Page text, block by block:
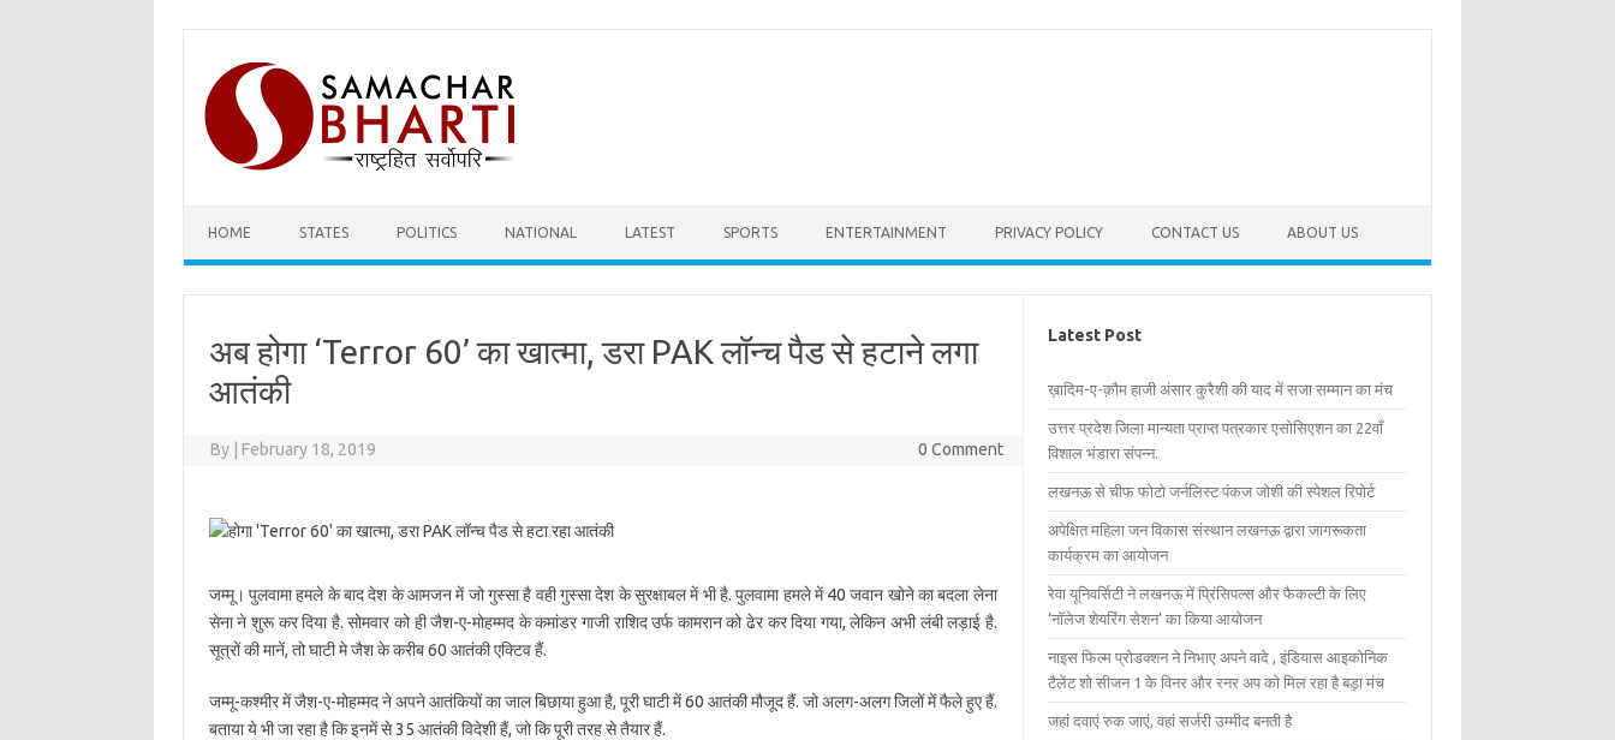
content
HOME STATES POLITICS NATIONAL LATEST SPORTS ENTERTAINMENT PRIVACY POLICY CONTACT US ABOUT US
अब होगा ‘Terror 60’ का खात्मा, डरा PAK लॉन्च पैड से हटाने लगा
आतंकी
By February 18, 2019 0 Comment
जम्मू। पुलवामा हमले के बाद देश के आमजन में जो गुस्सा है वही गुस्सा देश के सुरक्षाबल में भी है. पुलवामा हमले में 40 जवान खोने का बदला लेना
सेना ने शुरू कर दिया है. सोमवार को ही जैश-ए-मोहम्मद के कमांडर गाजी राशिद उर्फ कामरान को ढेर कर दिया गया, लेकिन अभी लंबी लड़ाई है.
सूत्रों की मानें, तो घाटी मे जैश के करीब 60 आतंकी एक्टिव हैं.
जम्मू-कश्मीर में जैश-ए-मोहम्मद ने अपने आतंकियों का जाल बिछाया हुआ है, पूरी घाटी में 60 आतंकी मौजूद हैं. जो अलग-अलग जिलों में फैले हुए हैं.
बताया ये भी जा रहा है कि इनमें से 35 आतंकी विदेशी हैं, जो कि पूरी तरह से तैयार हैं.
Latest Post
ख़ादिम-ए-क़ौम हाजी अंसार कुरैशी की याद में सजा सम्मान का मंच
उत्तर प्रदेश जिला मान्यता प्राप्त पत्रकार एसोसिएशन का 22वाँ
विशाल भंडारा संपन्न.
लखनऊ से चीफ फोटो जर्नलिस्ट पंकज जोशी की स्पेशल रिपोर्ट
अपेक्षित महिला जन विकास संस्थान लखनऊ द्वारा जागरूकता
कार्यक्रम का आयोजन
रेवा यूनिवर्सिटी ने लखनऊ में प्रिंसिपल्स और फैकल्टी के लिए
‘नॉलेज शेयरिंग सेशन’ का किया आयोजन
नाइस फिल्म प्रोडक्शन ने निभाए अपने वादे , इंडियास आइकोनिक
टैलेंट शो सीजन 1 के विनर और रनर अप को मिल रहा है बड़ा मंच
जहां दवाएं रुक जाएं, वहां सर्जरी उम्मीद बनती है